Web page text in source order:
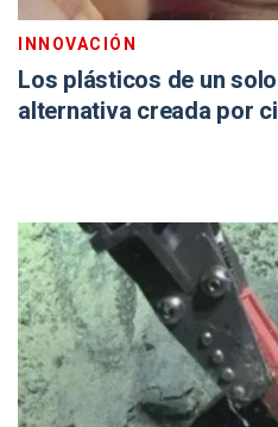
INNOVACIÓN
Los plásticos de un
alternativa creada por